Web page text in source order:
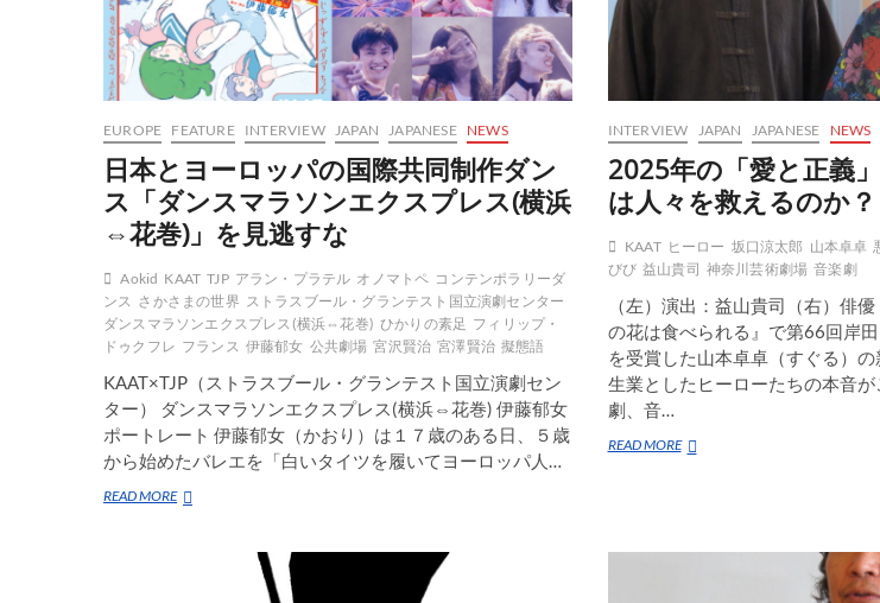
バ
ー
の
旗
ス
キ
拓
朗
が
け
た
い
も
と
は
EUROPE FEATURE INTERVIEW JAPAN JAPANESE NEWS
日本とヨーロッパの国際共同制作ダン
ス「ダンスマラソンエクスプレス(横浜
⇔花巻)」を見逃すな
Aokid KAAT TJP アラン・プラテル オノマトペ コンテンポラリーダ
ンス さかさまの世界 ストラスブール・グランテスト国立演劇センター
ダンスマラソンエクスプレス(横浜⇔花巻) ひかりの素足 フィリップ・
ドゥクフレ フランス 伊藤郁女 公共劇場 宮沢賢治 宮澤賢治 擬態語
KAAT×TJP（ストラスブール・グランテスト国立演劇セン
ター） ダンスマラソンエクスプレス(横浜⇔花巻) 伊藤郁女
ポートレート 伊藤郁女（かおり）は１７歳のある日、５歳
から始めたバレエを「白いタイツを履いてヨーロッパ人…
READ MORE日
INTERVIEW JAPAN JAPANESE NEWS
2025年の「愛と正義
は人々を救えるのか？
KAAT ヒーロー 坂口涼太郎 山本卓卓
びび 益山貴司 神奈川芸術劇場 音楽劇
（左）演出：益山貴司（右）俳
の花は食べられる』で第66回岸
を受賞した山本卓卓（すぐる）
生業としたヒーローたちの本音
劇、音…
READ MORE2025
正